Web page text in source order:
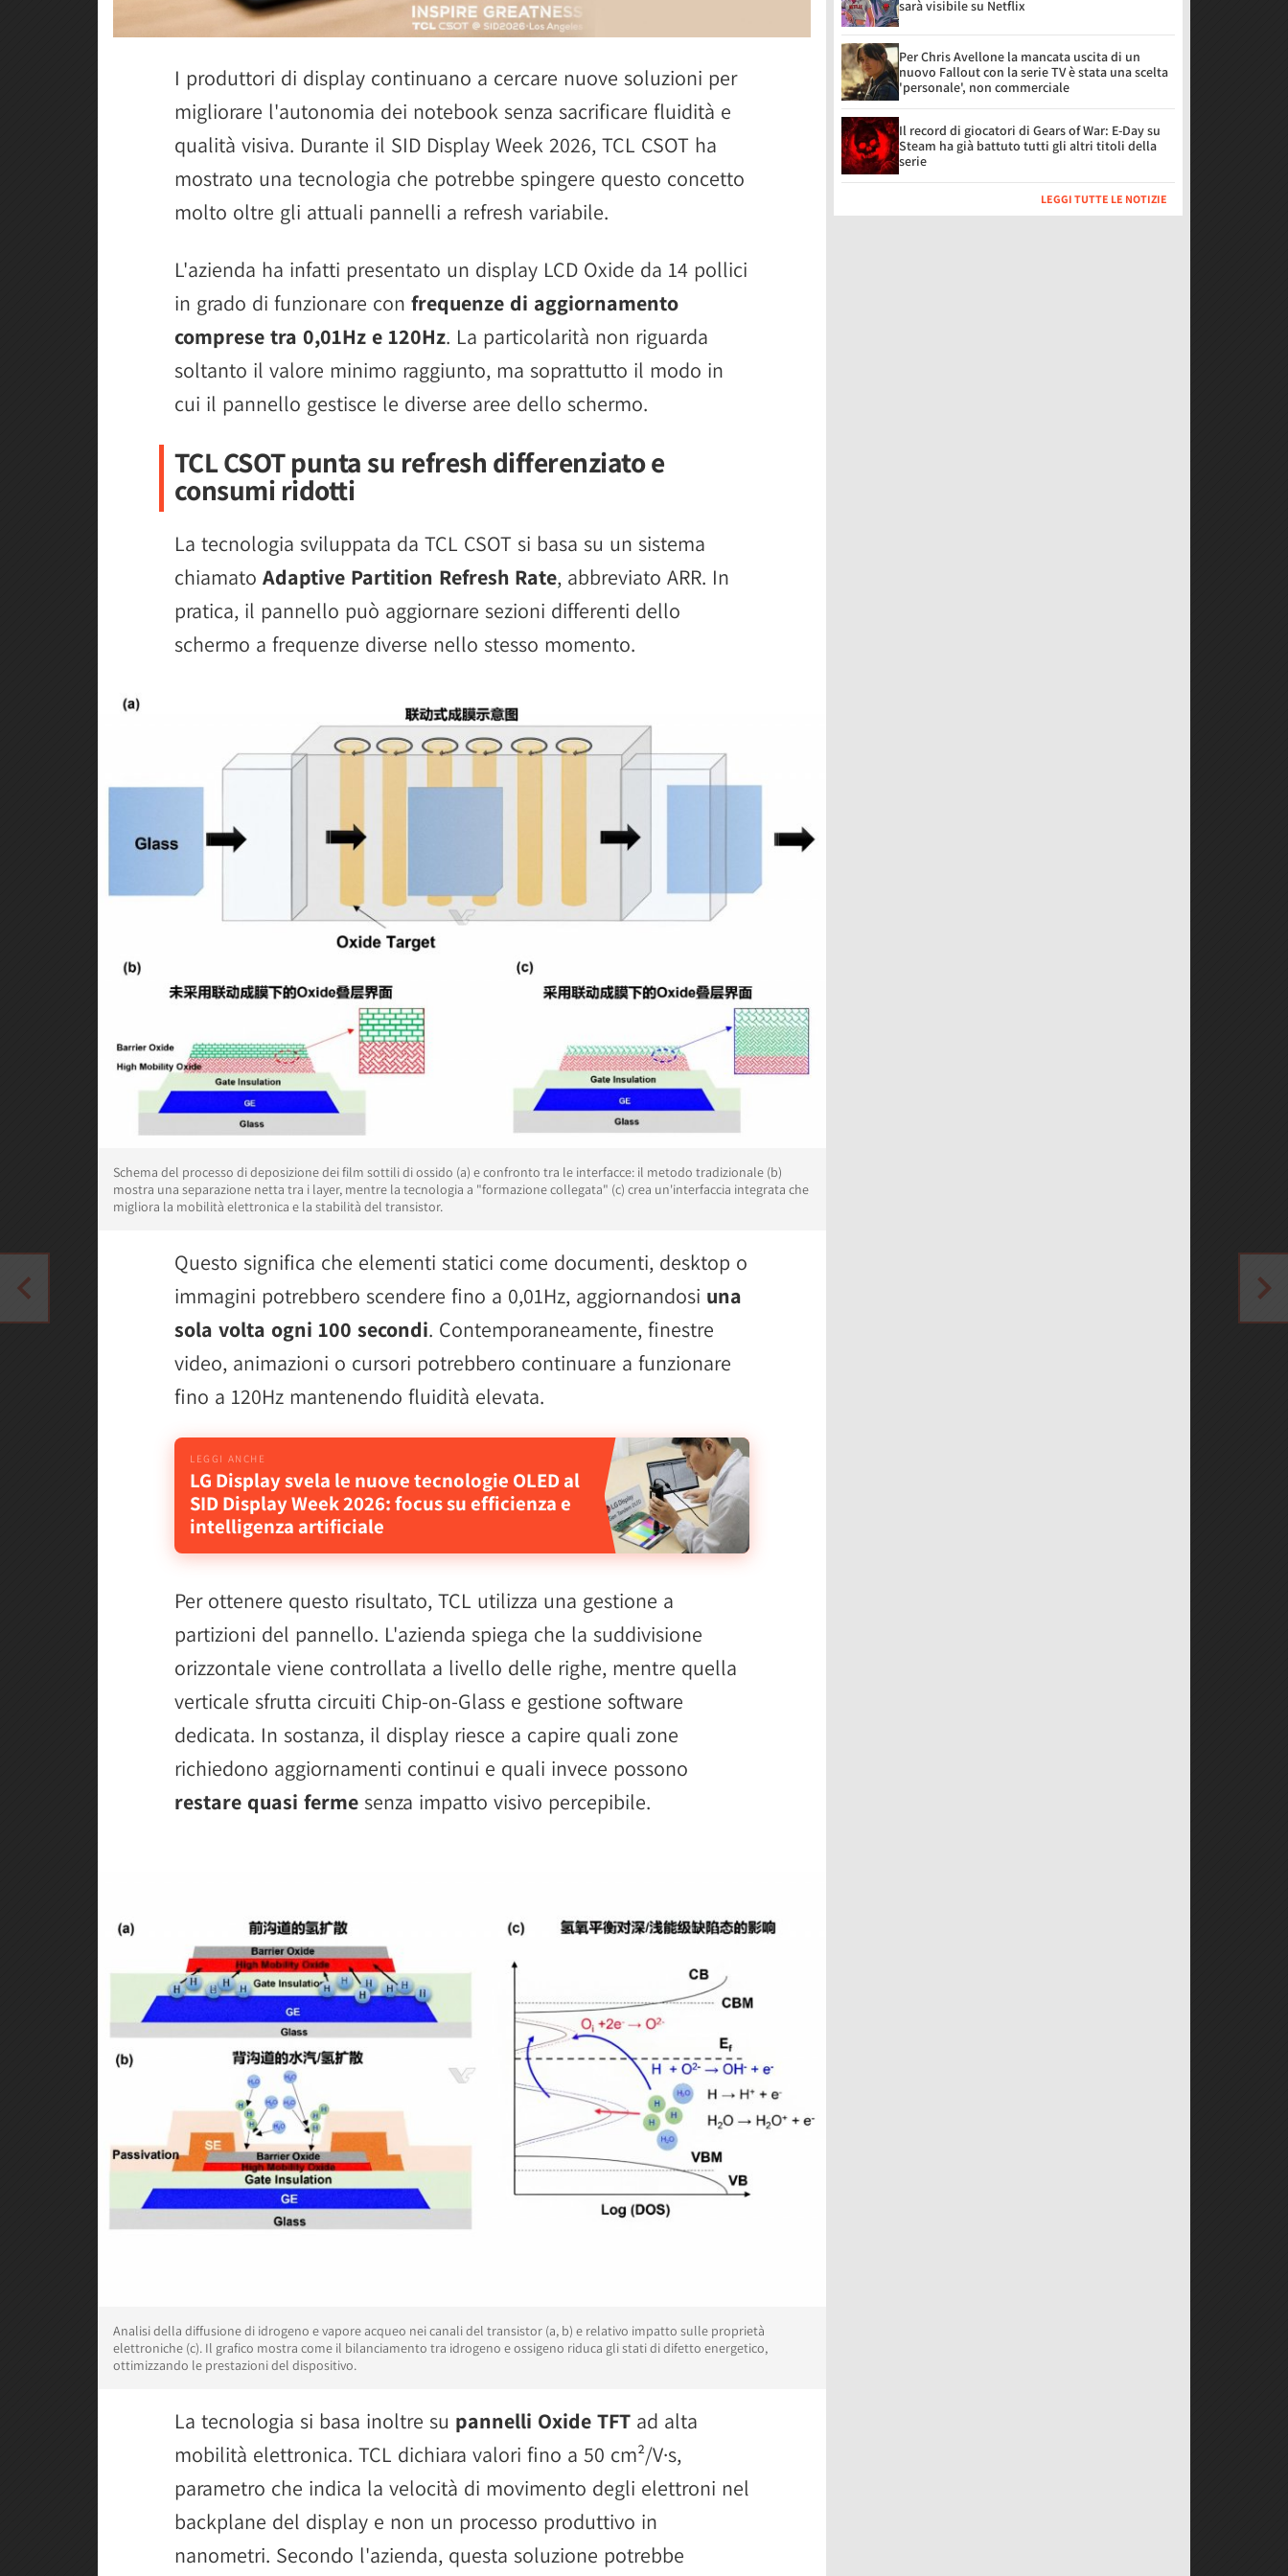
I produttori di display continuano a cercare nuove soluzioni per
migliorare l'autonomia dei notebook senza sacrificare fluidità e
qualità visiva. Durante il SID Display Week 2026, TCL CSOT ha
mostrato una tecnologia che potrebbe spingere questo concetto
molto oltre gli attuali pannelli a refresh variabile.
L'azienda ha infatti presentato un display LCD Oxide da 14 pollici
in grado di funzionare con frequenze di aggiornamento
comprese tra 0,01Hz e 120Hz. La particolarità non riguarda
soltanto il valore minimo raggiunto, ma soprattutto il modo in
cui il pannello gestisce le diverse aree dello schermo.
TCL CSOT punta su refresh differenziato e
consumi ridotti
La tecnologia sviluppata da TCL CSOT si basa su un sistema
chiamato Adaptive Partition Refresh Rate, abbreviato ARR. In
pratica, il pannello può aggiornare sezioni differenti dello
schermo a frequenze diverse nello stesso momento.
Schema del processo di deposizione dei film sottili di ossido (a) e confronto tra le interfacce: il metodo tradizionale (b)
mostra una separazione netta tra i layer, mentre la tecnologia a "formazione collegata" (c) crea un'interfaccia integrata che
migliora la mobilità elettronica e la stabilità del transistor.
Questo significa che elementi statici come documenti, desktop o
immagini potrebbero scendere fino a 0,01Hz, aggiornandosi una
sola volta ogni 100 secondi. Contemporaneamente, finestre
video, animazioni o cursori potrebbero continuare a funzionare
fino a 120Hz mantenendo fluidità elevata.
LG Display svela le nuove tecnologie OLED al
SID Display Week 2026: focus su efficienza e
intelligenza artificiale
Per ottenere questo risultato, TCL utilizza una gestione a
partizioni del pannello. L'azienda spiega che la suddivisione
orizzontale viene controllata a livello delle righe, mentre quella
verticale sfrutta circuiti Chip-on-Glass e gestione software
dedicata. In sostanza, il display riesce a capire quali zone
richiedono aggiornamenti continui e quali invece possono
restare quasi ferme senza impatto visivo percepibile.
Analisi della diffusione di idrogeno e vapore acqueo nei canali del transistor (a, b) e relativo impatto sulle proprietà
elettroniche (c). Il grafico mostra come il bilanciamento tra idrogeno e ossigeno riduca gli stati di difetto energetico,
ottimizzando le prestazioni del dispositivo.
La tecnologia si basa inoltre su pannelli Oxide TFT ad alta
mobilità elettronica. TCL dichiara valori fino a 50 cm²/V·s,
parametro che indica la velocità di movimento degli elettroni nel
backplane del display e non un processo produttivo in
nanometri. Secondo l'azienda, questa soluzione potrebbe
sarà visibile su Netflix
Per Chris Avellone la mancata uscita di un
nuovo Fallout con la serie TV è stata una scelta
'personale', non commerciale
Il record di giocatori di Gears of War: E-Day su
Steam ha già battuto tutti gli altri titoli della
serie
LEGGI TUTTE LE NOTIZIE